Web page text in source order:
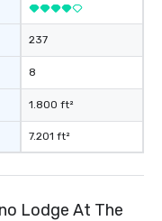
237
8
1.800 ft²
7.201 ft²
Lodge At The